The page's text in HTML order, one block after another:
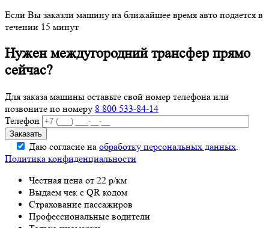
Если Вы заказли машину на ближайшее время авто подается в
течении 15 минут
Нужен междугородний трансфер прямо
сейчас?
Для заказа машины оставьте свой номер телефона или
позвоните по номеру 8 800 533-84-14
Телефон
Даю согласие на обработку персональных данных.
Политика конфиденциальности
Честная цена от 22 р/км
Выдаем чек с QR кодом
Страхование пассажиров
Профессиональные водители